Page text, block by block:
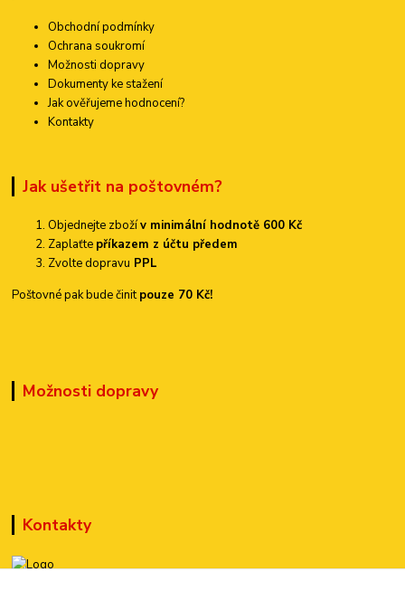
Obchodní podmínky
Ochrana soukromí
Možnosti dopravy
Dokumenty ke stažení
Jak ověřujeme hodnocení?
Kontakty
Jak ušetřit na poštovném?
Objednejte zbožív minimální hodnotě 600 Kč
Zaplaťte příkazem z účtu předem
Zvolte dopravu PPL
Poštovné pak bude činitpouze 70 Kč!
Možnosti dopravy
Kontakty